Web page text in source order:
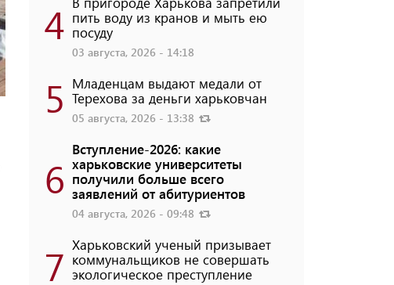
4 пить воду из кранов и мыть ею
посуду
03 августа, 2026 - 14:18
5 Младенцам выдают медали от
Терехова за деньги харьковчан
05 августа, 2026 - 13:38
6
Вступление-2026: какие
харьковские университеты
получили больше всего
заявлений от абитуриентов
04 августа, 2026 - 09:48
7 Харьковский ученый призывает
коммунальщиков не совершать
экологическое преступление